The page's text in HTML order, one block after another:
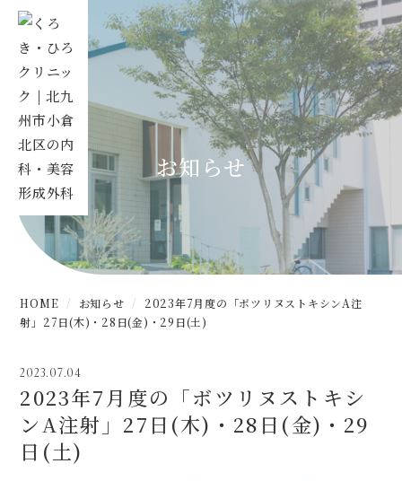
お知らせ
HOME お知らせ
2023年7月度の「ボツリヌストキシンA注
射」27日(木)・28日(金)・29日(土)
2023.07.04
2023年7月度の「ボツリヌストキシ
ンA注射」27日(木)・28日(金)・29
日(土)